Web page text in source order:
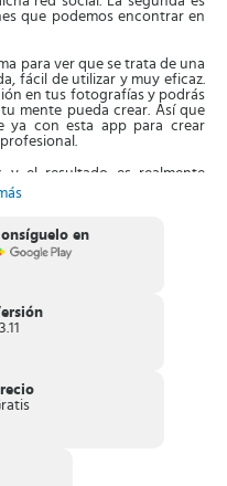
que podemos encontrar en
para ver que se trata de una
fácil de utilizar y muy eficaz.
en tus fotografías y podrás
mente pueda crear. Así que
ya con esta app para crear
y el resultado es realmente
de utilizar, pues con un
has deseado para tus
a la vez para crear
Booth, podrás captar el
30 fotos seleccionadas desde
en